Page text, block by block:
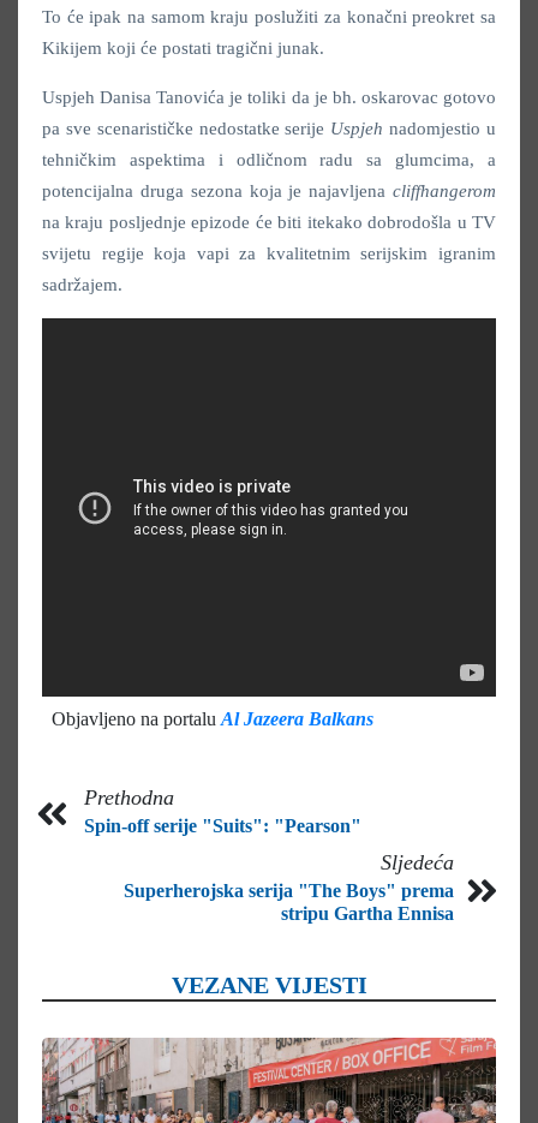
To će ipak na samom kraju poslužiti za konačni preokret sa
Kikijem koji će postati tragični junak.
Uspjeh Danisa Tanovića je toliki da je bh. oskarovac gotovo
pa sve scenarističke nedostatke serije Uspjeh nadomjestio u
tehničkim aspektima i odličnom radu sa glumcima, a
potencijalna druga sezona koja je najavljena cliffhangerom
na kraju posljednje epizode će biti itekako dobrodošla u TV
svijetu regije koja vapi za kvalitetnim serijskim igranim
sadržajem.
Objavljeno na portalu Al Jazeera Balkans
Prethodna
Spin-off serije "Suits": "Pearson"
Sljedeća
Superherojska serija "The Boys" prema
stripu Gartha Ennisa
VEZANE VIJESTI